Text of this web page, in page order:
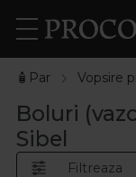
🧴Par Vopsire
Boluri
Sibel
Filtreaza